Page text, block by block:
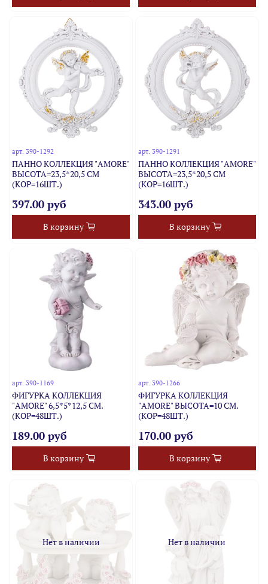
арт.390-1292
ПАННО КОЛЛЕКЦИЯ "AMORE"
ВЫСОТА=23,5*20,5 СМ
(КОР=16ШТ.)
397.00 руб
В корзину
арт. 390-1291
ПАННО КОЛЛЕКЦИЯ "AMORE"
ВЫСОТА=23,5*20,5 СМ
(КОР=16ШТ.)
343.00 руб
В корзину
арт.390-1169
ФИГУРКА КОЛЛЕКЦИЯ
"AMORE" 6,5*5*12,5 СМ.
(КОР=48ШТ.)
189.00 руб
В корзину
арт. 390-1266
ФИГУРКА КОЛЛЕКЦИЯ
"AMORE" ВЫСОТА=10 СМ.
(КОР=48ШТ.)
170.00 руб
В корзину
Нет в наличии Нет в наличии